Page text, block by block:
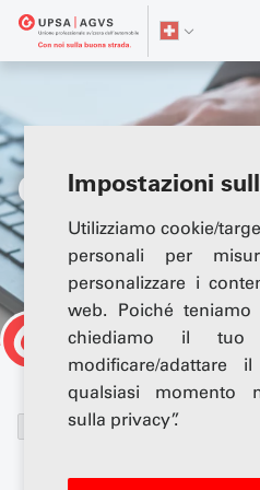
Impostazioni
Utilizziamo cookie/
personali per
personalizzare i
web. Poiché
chiediamo il tuo
modificare/adattare
qualsiasi momento
sulla privacy”.
Condizioni di
…
Serie